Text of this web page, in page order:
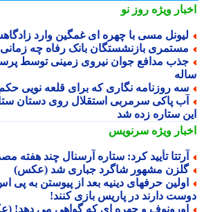
ویژهروز نو
مسی با چهره ای غمگین وارد زادگاهش
بازنشستگان بانک رفاه چه زمانی
مدافع جوان نیروی زمینی توسط
روزنامه نگاری که برای قلعه نویی حکم
پاکی سرمربی استقلال روی دستان
ستاره زده شد
ویژهسرنویس
تأیید کرد: ستاره آرسنال چند هفته
مشهور شاگرد جباری شد (عکس)
حرفهای دینیه بعد از پیوستن به پی اس
دارند در پاریس بازی کنند!
و چهره ای که گواهی می دهد!